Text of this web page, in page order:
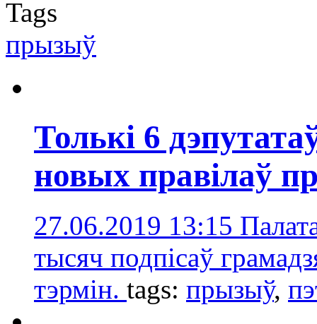
Tags
прызыў
Толькі 6
новых правілаў
27.06.2019 13:15
тысяч подпісаў
тэрмін. tags: прызыў,